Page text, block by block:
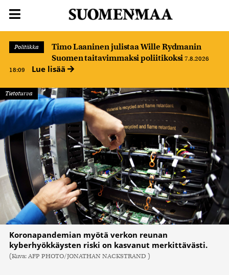
Politiikka
Timo Laaninen julistaa Wille Rydmanin
Suomen taitavimmaksi poliitikoksi 7.8.2026
18:09
Lue lisää
Tietoturva
Koronapandemian myötä verkon reunan
kyberhyökkäysten riski on kasvanut merkittävästi.
(Kuva: AFP PHOTO/JONATHAN NACKSTRAND )